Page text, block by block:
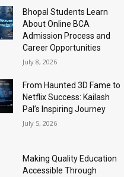
Bhopal Students Learn
About Online BCA
Admission Process and
Career Opportunities
July 8, 2026
From Haunted 3D Fame to
Netflix Success: Kailash
Pal’s Inspiring Journey
July 5, 2026
Making Quality Education
Accessible Through